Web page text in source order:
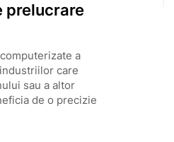
prelucrare
a
care
sau a altor
de o precizie